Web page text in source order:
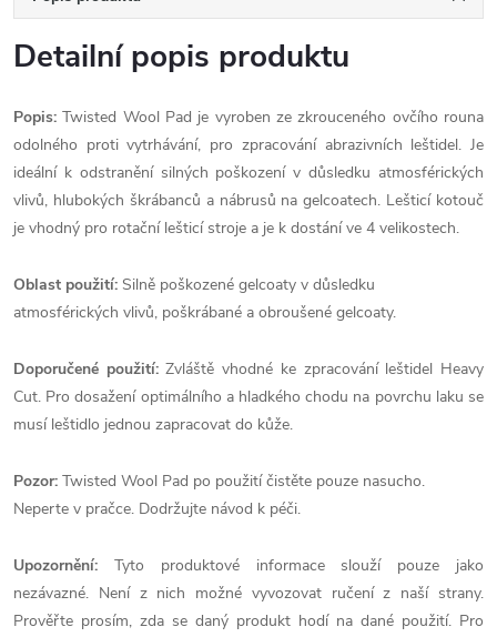
Detailní popis produktu
Popis: Twisted Wool Pad je vyroben ze zkrouceného ovčího rouna
odolného proti vytrhávání, pro zpracování abrazivních leštidel. Je
ideální k odstranění silných poškození v důsledku atmosférických
vlivů, hlubokých škrábanců a nábrusů na gelcoatech. Lešticí kotouč
je vhodný pro rotační lešticí stroje a je k dostání ve 4 velikostech.
Oblast použití: Silně poškozené gelcoaty v důsledku
atmosférických vlivů, poškrábané a obroušené gelcoaty.
Doporučené použití:Zvláště vhodné ke zpracování leštidel Heavy
Cut. Pro dosažení optimálního a hladkého chodu na povrchu laku se
musí leštidlo jednou zapracovat do kůže.
Pozor: Twisted Wool Pad po použití čistěte pouze nasucho.
Neperte v pračce. Dodržujte návod k péči.
Upozornění: Tyto produktové informace slouží pouze jako
nezávazné. Není z nich možné vyvozovat ručení z naší strany.
Prověřte prosím, zda se daný produkt hodí na dané použití. Pro